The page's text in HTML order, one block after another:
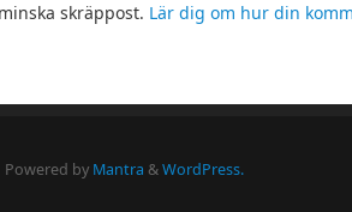
skräppost. Lär dig om hur din
Powered by Mantra &WordPress.